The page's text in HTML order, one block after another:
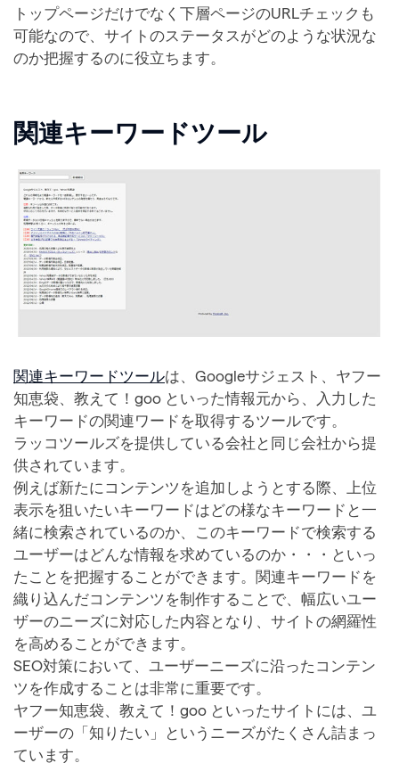
トップページだけでなく下層ページのURLチェックも
可能なので、サイトのステータスがどのような状況な
のか把握するのに役立ちます。
関連キーワードツール
関連キーワードツールは、Googleサジェスト、ヤフー
知恵袋、教えて！goo といった情報元から、入力した
キーワードの関連ワードを取得するツールです。
ラッコツールズを提供している会社と同じ会社から提
供されています。
例えば新たにコンテンツを追加しようとする際、上位
表示を狙いたいキーワードはどの様なキーワードと一
緒に検索されているのか、このキーワードで検索する
ユーザーはどんな情報を求めているのか・・・といっ
たことを把握することができます。関連キーワードを
織り込んだコンテンツを制作することで、幅広いユー
ザーのニーズに対応した内容となり、サイトの網羅性
を高めることができます。
SEO対策において、ユーザーニーズに沿ったコンテン
ツを作成することは非常に重要です。
ヤフー知恵袋、教えて！goo といったサイトには、ユ
ーザーの「知りたい」というニーズがたくさん詰まっ
ています。